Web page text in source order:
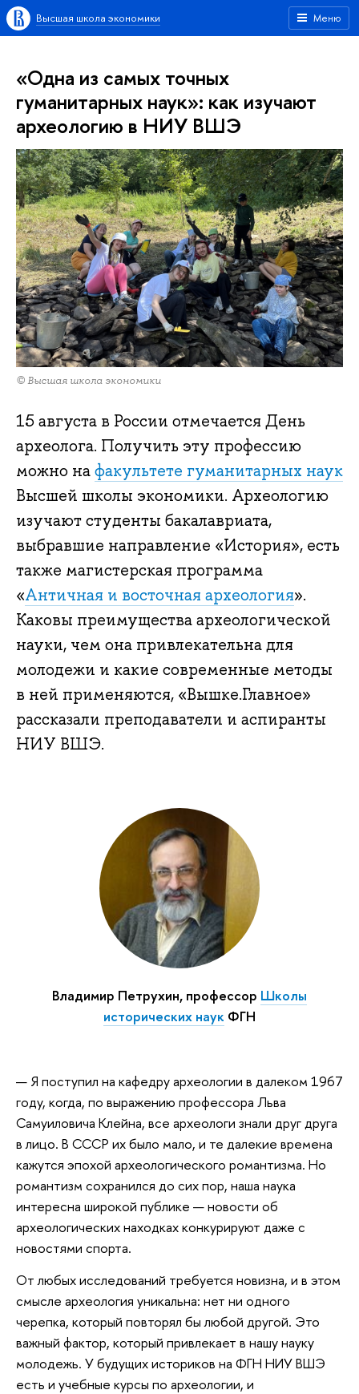
Меню
Высшая школа экономики
«Одна из самых точных
гуманитарных наук»: как изучают
археологию в НИУ ВШЭ
© Высшая школа экономики
15 августа в России отмечается День
археолога. Получить эту профессию
можно нафакультете гуманитарных наук
Высшей школы экономики. Археологию
изучают студенты бакалавриата,
выбравшие направление «История», есть
также магистерская программа
«Античная и восточная археология».
Каковы преимущества археологической
науки, чем она привлекательна для
молодежи и какие современные методы
в ней применяются, «Вышке.Главное»
рассказали преподаватели и аспиранты
НИУ ВШЭ.
Владимир Петрухин, профессор Школы
исторических наук ФГН
— Я поступил на кафедру археологии в далеком 1967
году, когда, по выражению профессора Льва
Самуиловича Клейна, все археологи знали друг друга
в лицо. В СССР их было мало, и те далекие времена
кажутся эпохой археологического романтизма. Но
романтизм сохранился до сих пор, наша наука
интересна широкой публике — новости об
археологических находках конкурируют даже с
новостями спорта.
От любых исследований требуется новизна, и в этом
смысле археология уникальна: нет ни одного
черепка, который повторял бы любой другой. Это
важный фактор, который привлекает в нашу науку
молодежь. У будущих историков на ФГН НИУ ВШЭ
есть и учебные курсы по археологии, и